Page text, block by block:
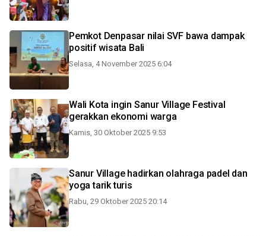
Pemkot Denpasar nilai SVF bawa dampak
positif wisata Bali
Selasa, 4 November 2025 6:04
Wali Kota ingin Sanur Village Festival
gerakkan ekonomi warga
Kamis, 30 Oktober 2025 9:53
Sanur Village hadirkan olahraga padel dan
yoga tarik turis
Rabu, 29 Oktober 2025 20:14